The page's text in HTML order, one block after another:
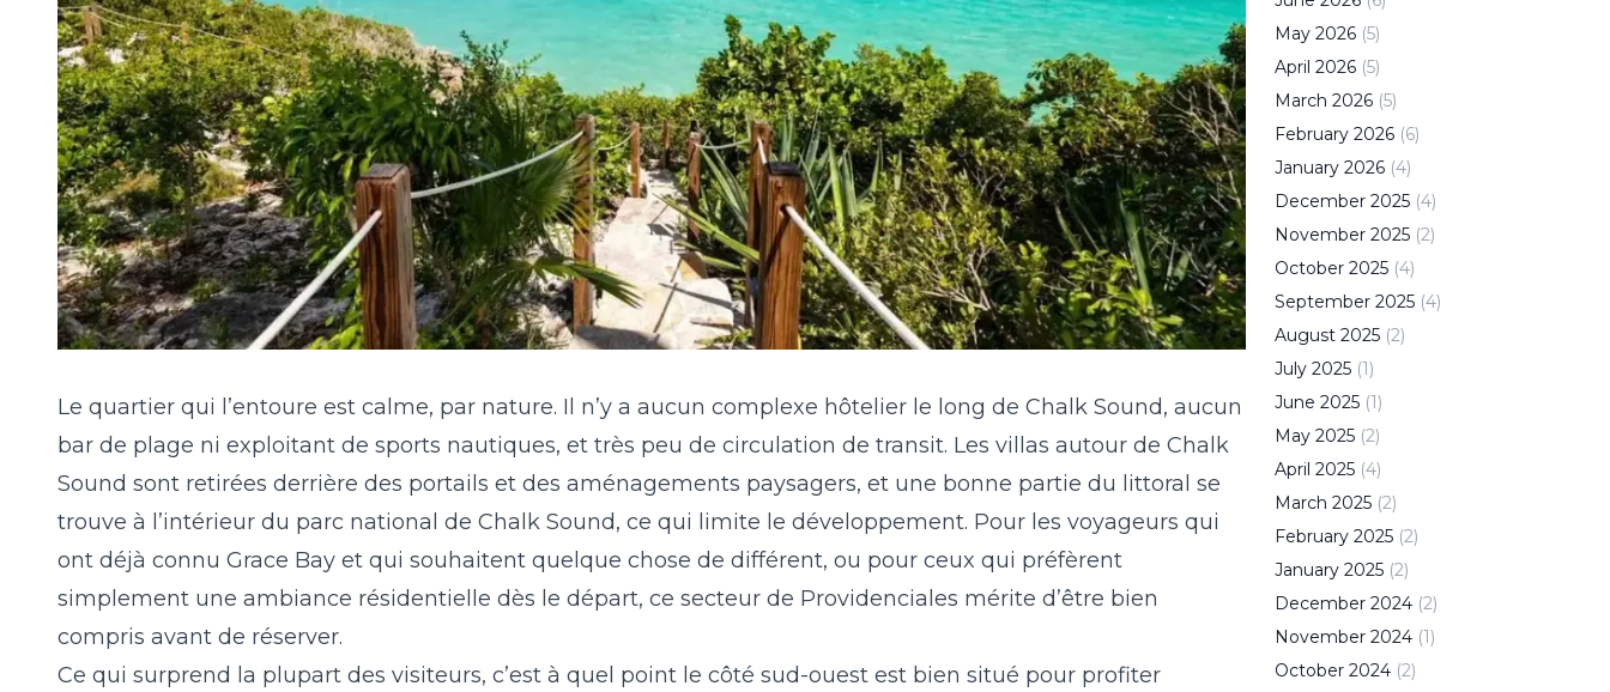
Le quartier qui l’entoure est calme, par nature. Il n’y a aucun complexe hôtelier le long de Chalk Sound, aucun
bar de plage ni exploitant de sports nautiques, et très peu de circulation de transit. Les villas autour de Chalk
Sound sont retirées derrière des portails et des aménagements paysagers, et une bonne partie du littoral se
trouve à l’intérieur du parc national de Chalk Sound, ce qui limite le développement. Pour les voyageurs qui
ont déjà connu Grace Bay et qui souhaitent quelque chose de différent, ou pour ceux qui préfèrent
simplement une ambiance résidentielle dès le départ, ce secteur de Providenciales mérite d’être bien
compris avant de réserver.
Ce qui surprend la plupart des visiteurs, c’est à quel point le côté sud-ouest est bien situé pour profiter
May 2026 (5)
April 2026 (5)
March 2026 (5)
February 2026 (6)
January 2026 (4)
December 2025 (4)
November 2025 (2)
October 2025 (4)
September 2025 (4)
August 2025 (2)
July 2025 (1)
June 2025 (1)
May 2025 (2)
April 2025 (4)
March 2025 (2)
February 2025 (2)
January 2025 (2)
December 2024 (2)
November 2024 (1)
October 2024 (2)